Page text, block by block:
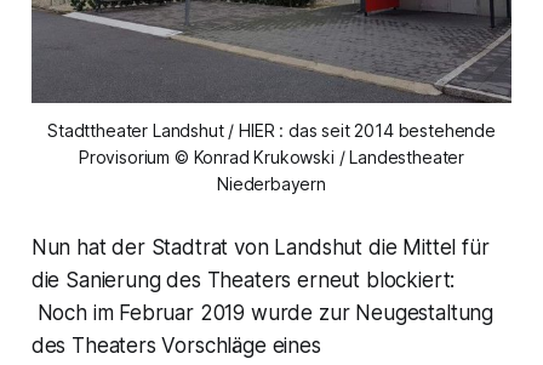
Stadttheater Landshut / HIER : das seit 2014 bestehende
Provisorium © Konrad Krukowski / Landestheater
Niederbayern
Nun hat der Stadtrat von Landshut die Mittel für
die Sanierung des Theaters erneut blockiert:
Noch im Februar 2019 wurde zur Neugestaltung
des Theaters Vorschläge eines